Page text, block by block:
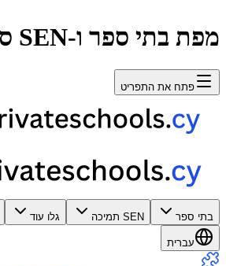
מפת בתי ספר ו-SEN ספקים
פתח את התפריט
בתי ספר SEN תמיכה גלו עוד
עברית